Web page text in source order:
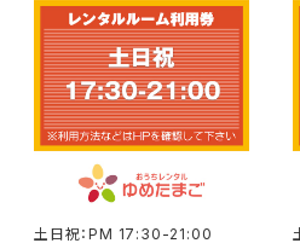
土日祝：PM 17:30-21:00